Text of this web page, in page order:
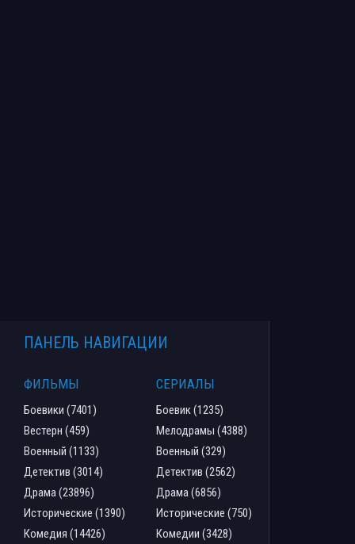
ПАНЕЛЬ НАВИГАЦИИ
ФИЛЬМЫ
Боевики (7401)
Вестерн (459)
Военный (1133)
Детектив (3014)
Драма (23896)
Исторические (1390)
Комедия (14426)
СЕРИАЛЫ
Боевик (1235)
Мелодрамы (4388)
Военный (329)
Детектив (2562)
Драма (6856)
Исторические (750)
Комедии (3428)